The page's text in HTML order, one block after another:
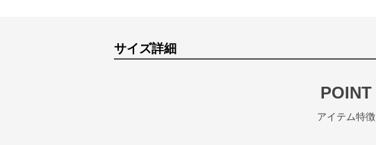
サイズ詳細
POINT
アイテム特徴